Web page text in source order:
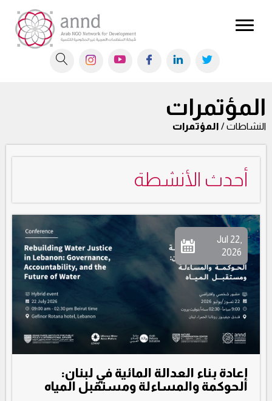
المؤتمرات
النشاطات / المؤتمرات
أحدث الأنشطة
Jul 22,
2026
إعادة بناء العدالة المائية في لبنان:
الحوكمة والمساءلة ومستقبل المياه